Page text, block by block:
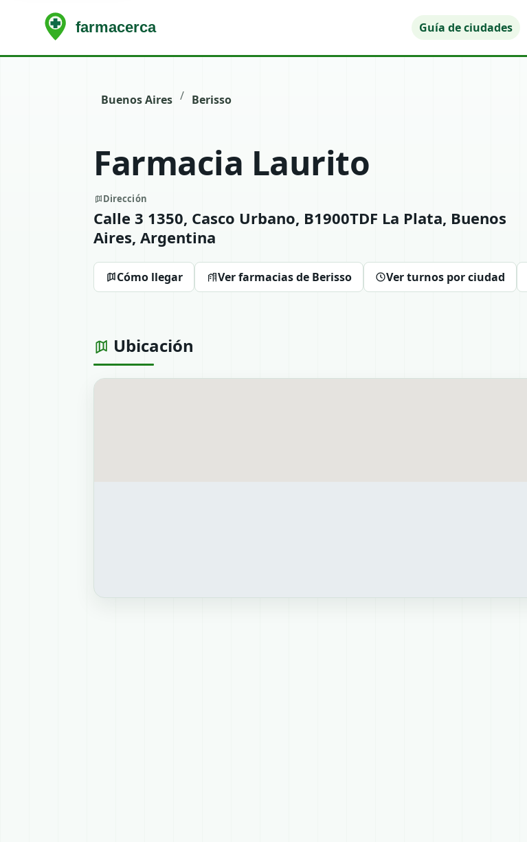
Guía de ciudades
Buenos Aires / Berisso
Farmacia Laurito
Dirección
Calle 3 1350, Casco Urbano, B1900TDF La Plata, Buenos
Aires, Argentina
Cómo llegar Ver farmacias de Berisso Ver turnos por ciudad
Ubicación